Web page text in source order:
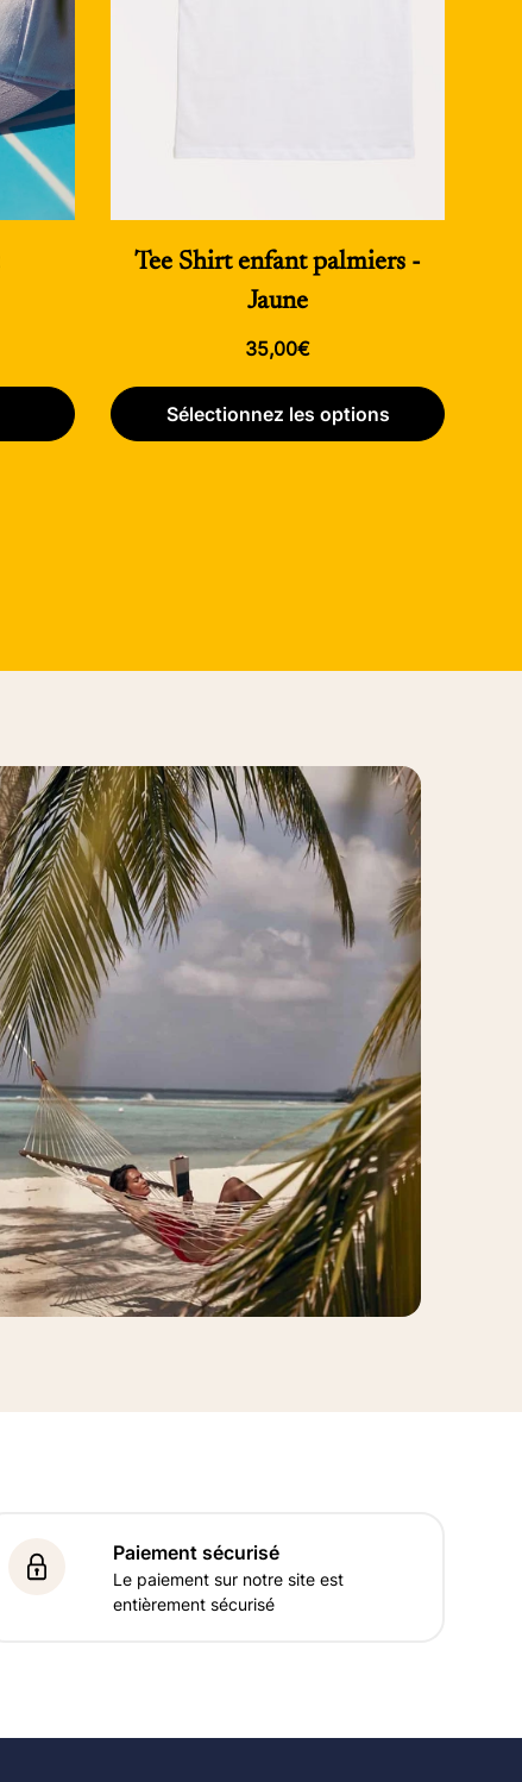
Tee Shirt enfant palmiers -
Jaune
Prix
habituel
35,00€
Sélectionnez les options
Paiement sécurisé
Le paiement sur notre site est
entièrement sécurisé